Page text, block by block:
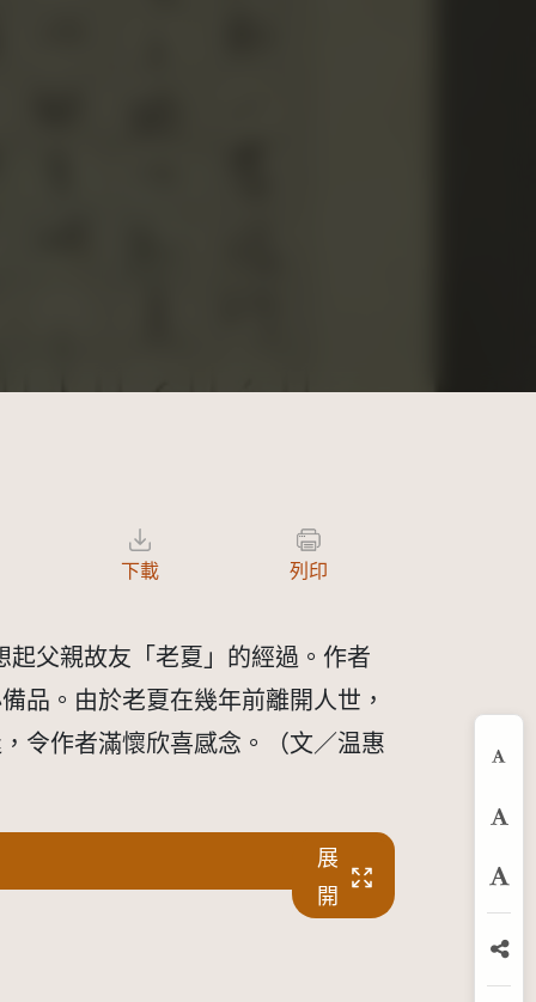
下載 列印
父親故友「老夏」的經過。作者
品。由於老夏在幾年前離開人世，
令作者滿懷欣喜感念。（文／温惠
展
開
放
分